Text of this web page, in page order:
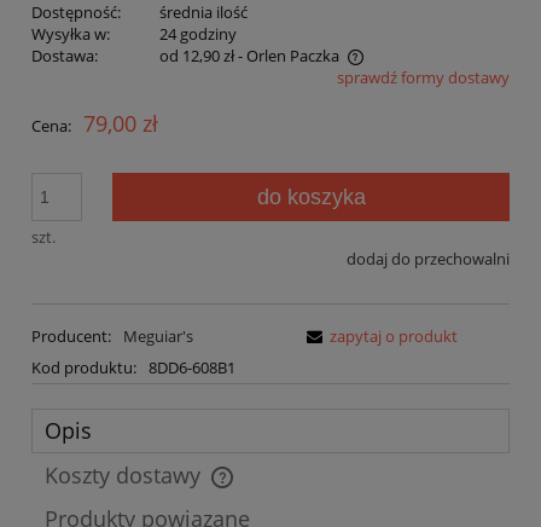
Dostępność:
średnia ilość
Wysyłka w:
24 godziny
Dostawa:
od 12,90 zł- Orlen Paczka
Cena nie zawiera ewentualnych kosztów płatnościsprawdź formy dostawy
Cena: 79,00 zł
szt.
do koszyka
dodaj do przechowalni
Producent:
Meguiar's
Kod produktu: 8DD6-608B1
zapytaj o produkt
Opis
Koszty dostawy
Cena nie zawiera ewentualnych kosztów płatności
Produkty powiązane